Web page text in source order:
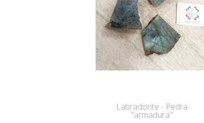
Labradorite - Pedra
"armadura"